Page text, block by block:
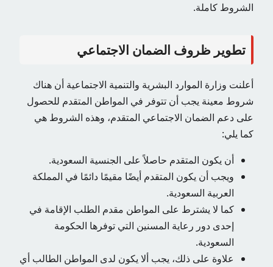
الشروط كاملة.
تطوير ظروف الضمان الاجتماعي
أعلنت وزارة الموارد البشرية والتنمية الاجتماعية أن هناك
شروط معينة يجب أن تتوفر في المواطن المتقدم للحصول
على دعم الضمان الاجتماعي المتقدم، وهذه الشروط هي
كما يلي:
أن يكون المتقدم حاصلاً على الجنسية السعودية.
ويجب أن يكون المتقدم أيضًا مقيمًا دائمًا في المملكة
العربية السعودية.
كما لا يشترط على المواطن مقدم الطلب الإقامة في
إحدى دور رعاية المسنين التي توفرها الحكومة
السعودية.
علاوة على ذلك، يجب ألا يكون لدى المواطن الطالب أي